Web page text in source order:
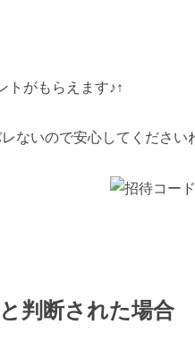
トがもらえます♪↑
ないので安心してください
判断された場合